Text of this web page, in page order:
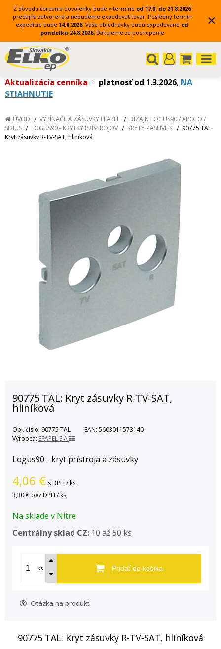
Z dôvodu čerpania dovolenky bude v termíne od 17.8. do 21.8.2026
predajňa zatvorená a nebudeme expedovať tovar. Posledný termín
expedície bude 14.8.2026. Vaše objednávky budú expedované od
pondelka 24.8.2026. Ďakujeme za pochopenie
×
Aktualizácia cenníka - platnosť od 1.3.2026, NA
STIAHNUTIE
ÚVOD VYPÍNAČE A ZÁSUVKY EFAPEL
DIZAJN LOGUS90 / APOLO /
SIRIUS
LOGUS90 - KRYTKY PRÍSTROJOV KRYTY ZÁSUVIEK
90775 TAL:
Kryt zásuvky R-TV-SAT, hliníková
90775 TAL: Kryt zásuvky R-TV-SAT,
hliníková
Obj. čislo: 90775 TAL EAN: 5603011573140
Výrobca: EFAPEL S.A
Logus90 - kryt prístroja a zásuvky
4,06 € s DPH / ks
3,30 € bez DPH / ks
Na sklade v Nitre
Centrálny sklad CZ: 10 až 50 ks
ks Pridať do košíka
Otázka na produkt
90775 TAL: Kryt zásuvky R-TV-SAT, hliníková